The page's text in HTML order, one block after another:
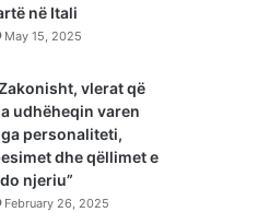
në Itali
May 15, 2025
vlerat që
udhëheqin varen
personaliteti,
dhe qëllimet e
njeriu”
February 26, 2025